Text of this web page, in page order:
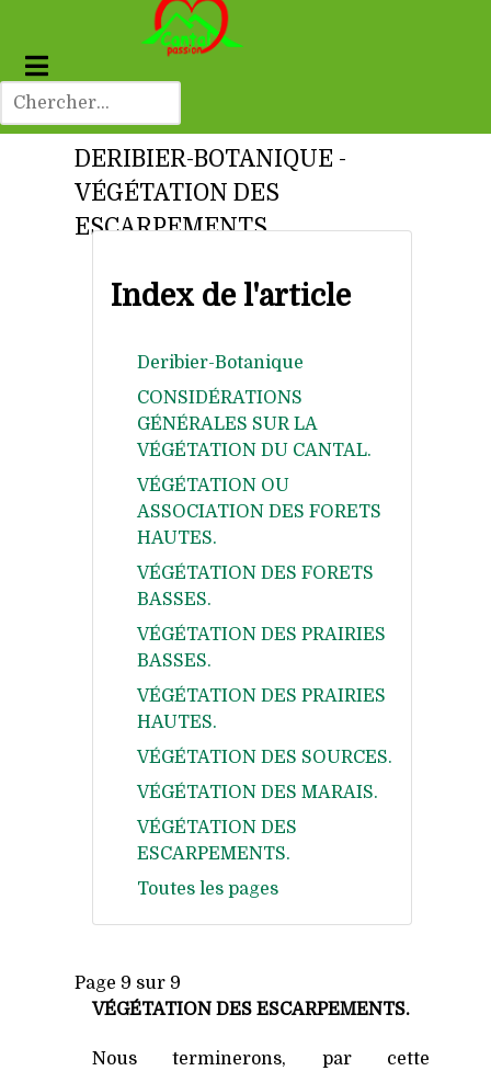
DERIBIER-BOTANIQUE -
VÉGÉTATION DES
ESCARPEMENTS.
Index de l'article
Deribier-Botanique
CONSIDÉRATIONS
GÉNÉRALES SUR LA
VÉGÉTATION DU CANTAL.
VÉGÉTATION OU
ASSOCIATION DES FORETS
HAUTES.
VÉGÉTATION DES FORETS
BASSES.
VÉGÉTATION DES PRAIRIES
BASSES.
VÉGÉTATION DES PRAIRIES
HAUTES.
VÉGÉTATION DES SOURCES.
VÉGÉTATION DES MARAIS.
VÉGÉTATION DES
ESCARPEMENTS.
Toutes les pages
Page 9 sur 9
VÉGÉTATION DES ESCARPEMENTS.
Nous terminerons, par cette